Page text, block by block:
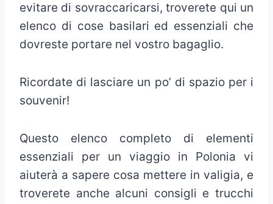
evitare di sovraccaricarsi, troverete qui un
elenco di cose basilari ed essenziali che
dovreste portare nel vostro bagaglio.
Ricordate di lasciare un po’ di spazio per i
souvenir!
Questo elenco completo di elementi
essenziali per un viaggio in Polonia vi
aiuterà a sapere cosa mettere in valigia, e
troverete anche alcuni consigli e trucchi